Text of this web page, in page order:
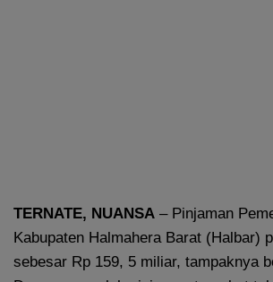
TERNATE, NUANSA – Pinjaman
Kabupaten Halmahera Barat (Halbar)
sebesar Rp 159, 5 miliar, tampaknya